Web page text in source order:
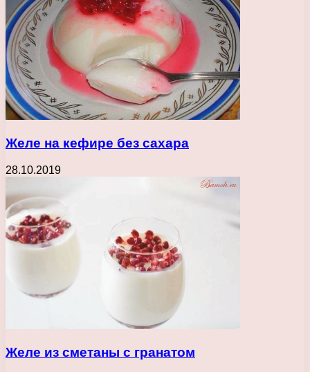
Желе на кефире без сахара
28.10.2019
Желе из сметаны с гранатом